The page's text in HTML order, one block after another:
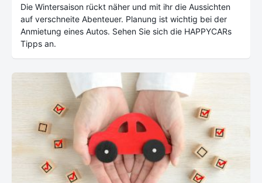
Die Wintersaison rückt näher und mit ihr die Aussichten
auf verschneite Abenteuer. Planung ist wichtig bei der
Anmietung eines Autos. Sehen Sie sich die HAPPYCARs
Tipps an.